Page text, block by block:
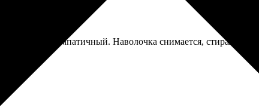
вышел симпатичный. Наволочка снимается, стирала,